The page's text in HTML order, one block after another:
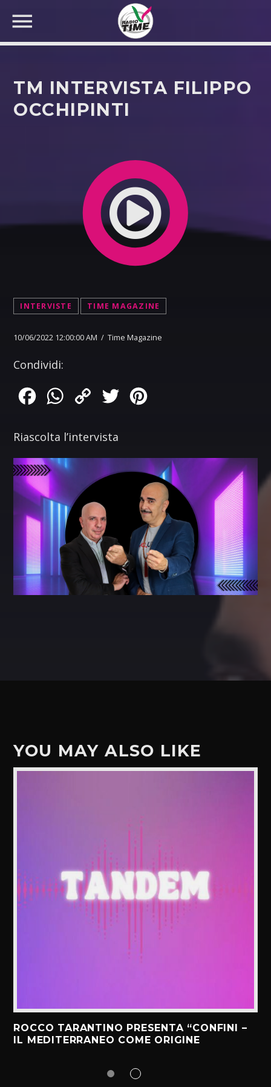
TM INTERVISTA FILIPPO
OCCHIPINTI
INTERVISTE TIME MAGAZINE
10/06/2022 12:00:00 AM / Time Magazine
Condividi:
FacebookWhatsApp
Copy
Twitter
Riascolta l’intervista
YOU MAY ALSO LIKE
ROCCO TARANTINO PRESENTA “CONFINI –
IL MEDITERRANEO COME ORIGINE